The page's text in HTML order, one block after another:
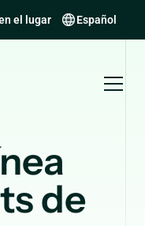
el lugar Español
de